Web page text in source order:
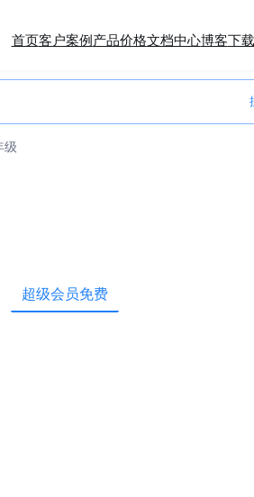
首页客户案例产品价格文档中心博客下载
级
超级会员免费